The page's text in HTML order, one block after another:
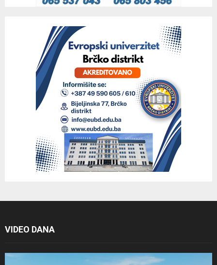
VIDEO DANA